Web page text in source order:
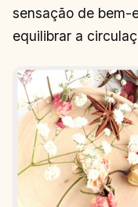
sensação de bem-
equilibrar a